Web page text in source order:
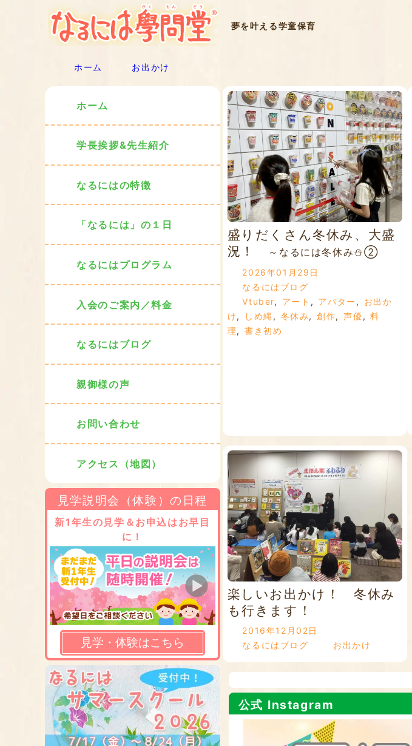
夢を叶える学童保育
ホーム お出かけ
盛りだくさん冬休み、大盛
況！
～なるには冬休み⛄②
2026年01月29日
なるにはブログ
Vtuber, アート , アバター , お出か
け, しめ縄 , 冬休み,創作,声優,料
理,書き初め
楽しいお出かけ！ 冬休み
も行きます！
2016年12月02日
なるにはブログ
お出かけ
公式 Instagram
ホーム
学長挨拶&先生紹介
なるにはの特徴
「なるには」の１日
なるにはプログラム
入会のご案内／料金
なるにはブログ
親御様の声
お問い合わせ
アクセス（地図）
見学説明会（体験）の日程
新1年生の見学＆お申込はお早目
に！
見学・体験はこちら